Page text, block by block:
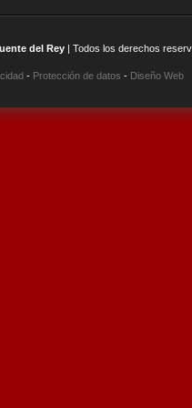
del Rey| Todos los derechos
- Protección de datos - Diseño Web